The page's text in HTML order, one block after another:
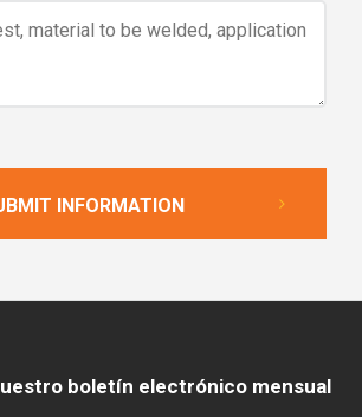
boletín electrónico mensual